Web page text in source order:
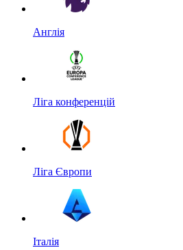
Англія
Ліга конференцій
Ліга Європи
Італія